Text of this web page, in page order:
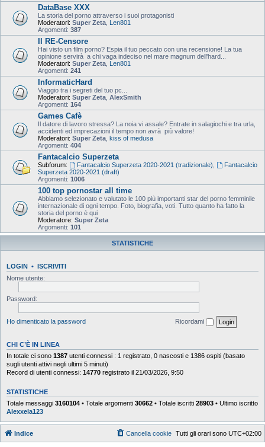
DataBase XXX
La storia del porno attraverso i suoi protagonisti
Moderatori: Super Zeta Len801
Argomenti: 387
Il RE-Censore
Hai visto un film porno? Espia il tuo peccato con una recensione! La tua
opinione servirà a chi vaga indeciso nel mare magnum dell'hard...
Moderatori: Super Zeta Len801
Argomenti: 241
InformaticHard
Viaggio tra i segreti del tuo pc...
Moderatori: Super Zeta AlexSmith
Argomenti: 164
Games Cafè
Il datore di lavoro stressa? La noia vi assale? Entrate in salagiochi e tra urla,
accidenti ed imprecazioni il tempo non avrà più valore!
Moderatori: Super Zeta kiss of medusa
Argomenti: 404
Fantacalcio Superzeta
Subforum: Fantacalcio Superzeta 2020-2021 (tradizionale)
Fantacalcio
Superzeta 2020-2021 (draft)
Argomenti: 1006
100 top pornostar all time
Abbiamo selezionato e valutato le 100 più importanti star del porno femminile
internazionale di ogni tempo. Foto, biografia, voti. Tutto quanto ha fatto la
storia del porno è qui
Moderatore: Super Zeta
Argomenti: 101
STATISTICHE
LOGIN • ISCRIVITI
Nome utente:
Password:
Ho dimenticato la password Ricordami
CHI C’È IN LINEA
In totale ci sono 1387 utenti connessi : 1 registrato, 0 nascosti e 1386 ospiti (basato
sugli utenti attivi negli ultimi 5 minuti)
Record di utenti connessi: 14770 registrato il 21/03/2026, 9:50
STATISTICHE
Totale messaggi 3160104 • Totale argomenti 30662 • Totale iscritti 28903 • Ultimo iscritto
Alexxela123
Indice Tutti gli orari sono UTC+02:00
Cancella cookie